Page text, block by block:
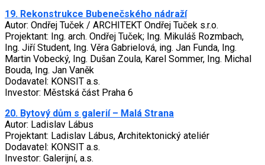
19. Rekonstrukce Bubenečského nádraží
Autor: Ondřej Tuček / ARCHITEKT Ondřej Tuček s.r.o.
Projektant: Ing. arch. Ondřej Tuček; Ing. Mikuláš Rozmbach,
Ing. Jiří Student, Ing. Věra Gabrielová, ing. Jan Funda, Ing.
Martin Vobecký, Ing. Dušan Zoula, Karel Sommer, Ing. Michal
Bouda, Ing. Jan Vaněk
Dodavatel: KONSIT a.s.
Investor: Městská část Praha 6
20. Bytový dům s galerií – Malá Strana
Autor: Ladislav Lábus
Projektant: Ladislav Lábus, Architektonický ateliér
Dodavatel: KONSIT a.s.
Investor: Galerijní, a.s.